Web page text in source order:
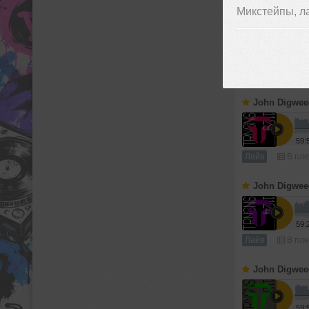
Микстейпы,
John Digweed
John
Лайв В
John
Лайв В
John